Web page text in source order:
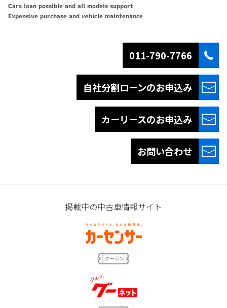
Cars loan possible and all models support
Expensive purchase and vehicle maintenance
011-790-7766
自社分割ローンのお申込み
カーリースのお申込み
お問い合わせ
掲載中の中古車情報サイト